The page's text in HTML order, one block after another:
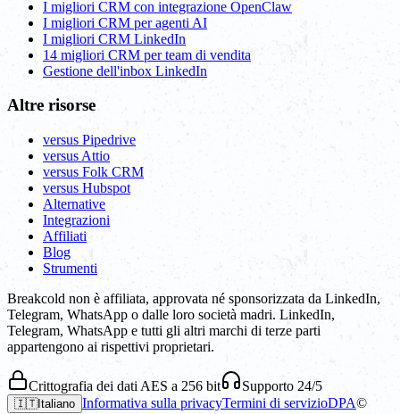
I migliori CRM con integrazione OpenClaw
I migliori CRM per agenti AI
I migliori CRM LinkedIn
14 migliori CRM per team di vendita
Gestione dell'inbox LinkedIn
Altre risorse
versus Pipedrive
versus Attio
versus Folk CRM
versus Hubspot
Alternative
Integrazioni
Affiliati
Blog
Strumenti
Breakcold non è affiliata, approvata né sponsorizzata da LinkedIn,
Telegram, WhatsApp o dalle loro società madri. LinkedIn,
Telegram, WhatsApp e tutti gli altri marchi di terze parti
appartengono ai rispettivi proprietari.
Crittografia dei dati AES a 256 bit Supporto 24/5
🇮🇹Italiano Informativa sulla privacyTermini di servizioDPA©